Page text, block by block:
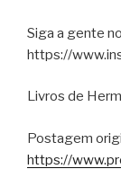
Siga a gente
https://
Livros de
Postagem
https://